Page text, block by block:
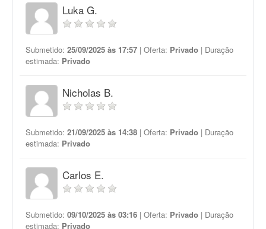
Luka G.
Submetido: 25/09/2025 às 17:57 | Oferta: Privado | Duração
estimada: Privado
Nicholas B.
Submetido: 21/09/2025 às 14:38 | Oferta: Privado | Duração
estimada: Privado
Carlos E.
Submetido: 09/10/2025 às 03:16 | Oferta: Privado | Duração
estimada: Privado